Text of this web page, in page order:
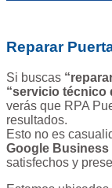
Reparar
Si buscas
“servicio técnico
verás que RPA
resultados.
Esto no es
Google Business
satisfechos y